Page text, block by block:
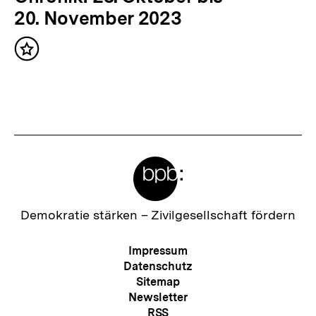
ä
c
h
h
20. November 2023
Inhalt
Zur
Demokratie stärken – Zivilgesellschaft fördern
Meta-
Navigation
Impressum
Datenschutz
Sitemap
Newsletter
RSS